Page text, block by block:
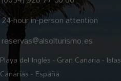
24-hour in-person attention
reservas@alsolturismo.es
Playa del Inglés - Gran Canaria - Islas
Canarias - España